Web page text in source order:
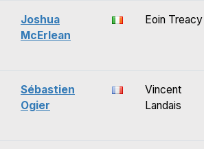
Joshua
McErlean
Eoin Treacy
Sébastien
Ogier
Vincent
Landais